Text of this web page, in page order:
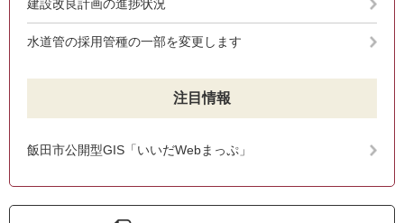
建設改良計画の進捗状況
水道管の採用管種の一部を変更します
注目情報
飯田市公開型GIS「いいだWebまっぷ」